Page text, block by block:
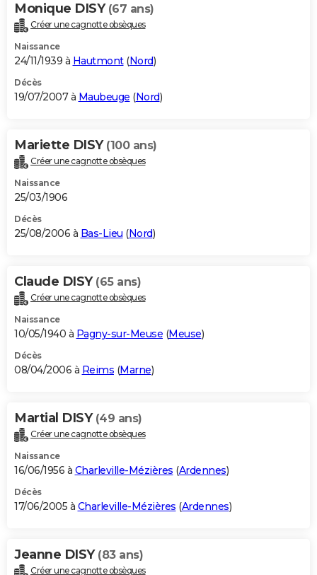
Monique DISY (67 ans)
Créer une cagnotte obsèques
Naissance
24/11/1939 à Hautmont(Nord)
Décès
19/07/2007 à Maubeuge (Nord)
Mariette DISY (100 ans)
Créer une cagnotte obsèques
Naissance
25/03/1906
Décès
25/08/2006 à Bas-Lieu (Nord)
Claude DISY (65 ans)
Créer une cagnotte obsèques
Naissance
10/05/1940 à Pagny-sur-Meuse (Meuse)
Décès
08/04/2006 à Reims (Marne)
Martial DISY (49 ans)
Créer une cagnotte obsèques
Naissance
16/06/1956 à Charleville-Mézières (Ardennes)
Décès
17/06/2005 à Charleville-Mézières (Ardennes)
Jeanne DISY (83 ans)
Créer une cagnotte obsèques